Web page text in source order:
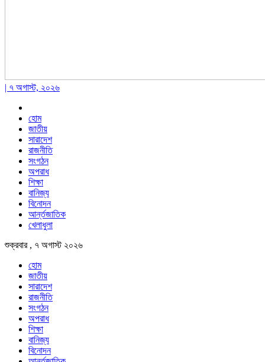
| ৭ অগাস্ট, ২০২৬
হোম
জাতীয়
সারাদেশ
রাজনীতি
সংগঠন
অপরাধ
শিক্ষা
বানিজ্য
বিনোদন
আর্ন্তজাতিক
খেলাধুলা
শুক্রবার , ৭ অগাস্ট ২০২৬
হোম
জাতীয়
সারাদেশ
রাজনীতি
সংগঠন
অপরাধ
শিক্ষা
বানিজ্য
বিনোদন